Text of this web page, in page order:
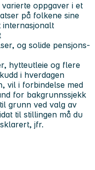
oppgaver i et
på folkene sine
internasjonalt
og solide pensjons-
hytteutleie og flere
i hverdagen
vil i forbindelse med
for bakgrunnssjekk
grunn ved valg av
til stillingen må du
jfr.